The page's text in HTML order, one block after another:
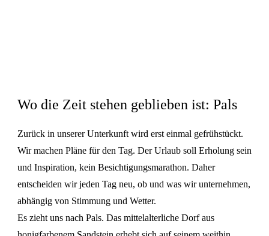
Wo die Zeit stehen geblieben ist: Pals
Zurück in unserer Unterkunft wird erst einmal gefrühstückt.
Wir machen Pläne für den Tag. Der Urlaub soll Erholung sein
und Inspiration, kein Besichtigungsmarathon. Daher
entscheiden wir jeden Tag neu, ob und was wir unternehmen,
abhängig von Stimmung und Wetter.
Es zieht uns nach Pals. Das mittelalterliche Dorf aus